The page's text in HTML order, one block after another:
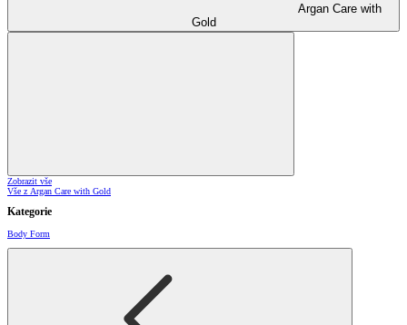
Argan Care with
Gold
Zobrazit vše
Vše z Argan Care with Gold
Kategorie
Body Form